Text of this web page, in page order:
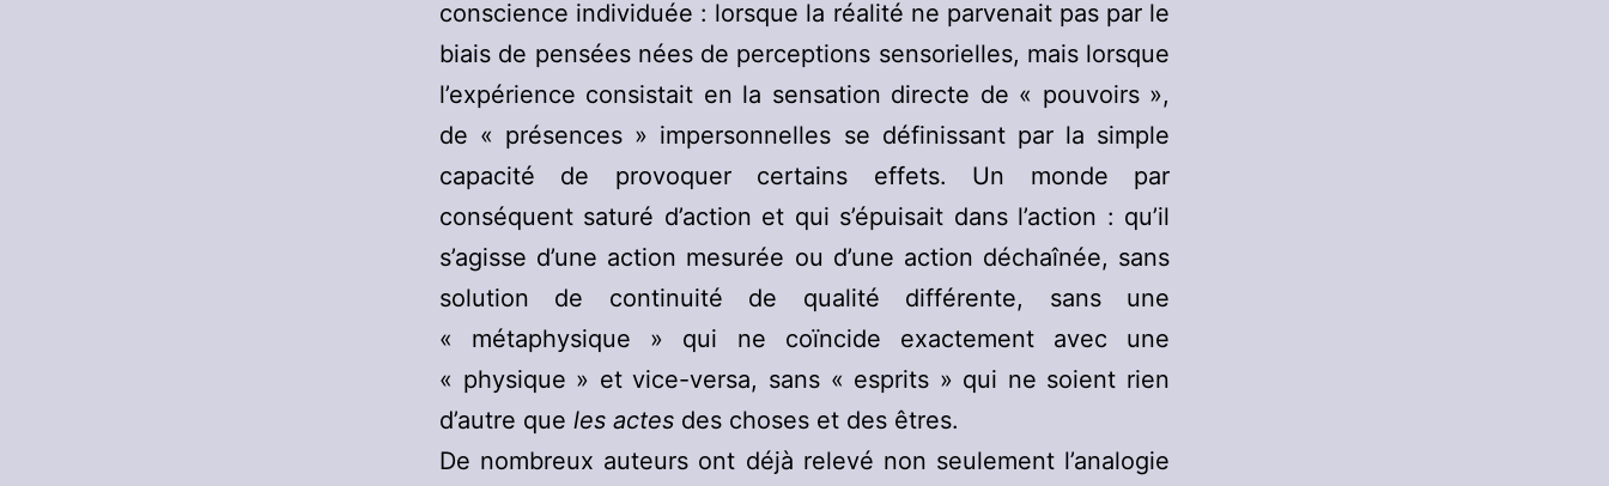
conscience individuée : lorsque la réalité ne parvenait pas par le
biais de pensées nées de perceptions sensorielles, mais lorsque
l’expérience consistait en la sensation directe de « pouvoirs »,
de « présences » impersonnelles se définissant par la simple
capacité de provoquer certains effets. Un monde par
conséquent saturé d’action et qui s’épuisait dans l’action : qu’il
s’agisse d’une action mesurée ou d’une action déchaînée, sans
solution de continuité de qualité différente, sans une
« métaphysique » qui ne coïncide exactement avec une
« physique » et vice-versa, sans « esprits » qui ne soient rien
d’autre que les actes des choses et des êtres.
De nombreux auteurs ont déjà relevé non seulement l’analogie